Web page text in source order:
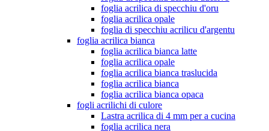
foglia acrilica di specchiu d'oru
foglia acrilica opale
foglia di specchiu acrilicu d'argentu
foglia acrilica bianca
foglia acrilica bianca latte
foglia acrilica opale
foglia acrilica bianca traslucida
foglia acrilica bianca
foglia acrilica bianca opaca
fogli acrilichi di culore
Lastra acrilica di 4 mm per a cucina
foglia acrilica nera